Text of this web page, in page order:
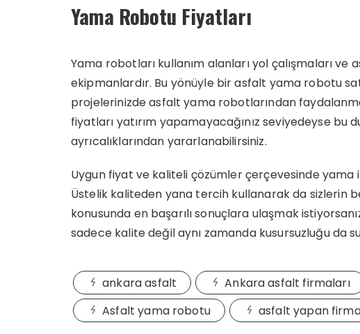
Yama Robotu Fiyatları
Yama robotları kullanım alanları yol çalışmaları ve
ekipmanlardır. Bu yönüyle bir asfalt yama robotu
projelerinizde asfalt yama robotlarından
fiyatları yatırım yapamayacağınız seviyedeyse bu
ayrıcalıklarından yararlanabilirsiniz.
Uygun fiyat ve kaliteli çözümler çerçevesinde
Üstelik kaliteden yana tercih kullanarak da sizlerin
konusunda en başarılı sonuçlara ulaşmak
sadece kalite değil aynı zamanda kusursuzluğu da
ankara asfalt Ankara asfalt firmaları
Asfalt yama robotu
asfalt yapan